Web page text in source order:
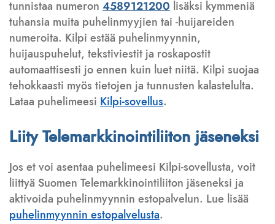
tunnistaa numeron 4589121200 lisäksi kymmeniä
tuhansia muita puhelinmyyjien tai -huijareiden
numeroita. Kilpi estää puhelinmyynnin,
huijauspuhelut, tekstiviestit ja roskapostit
automaattisesti jo ennen kuin luet niitä. Kilpi suojaa
tehokkaasti myös tietojen ja tunnusten kalastelulta.
Lataa puhelimeesi Kilpi-sovellus.
Liity Telemarkkinointiliiton jäseneksi
Jos et voi asentaa puhelimeesi Kilpi-sovellusta, voit
liittyä Suomen Telemarkkinointiliiton jäseneksi ja
aktivoida puhelinmyynnin estopalvelun. Lue lisää
puhelinmyynnin estopalvelusta.